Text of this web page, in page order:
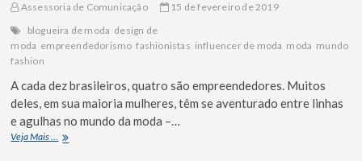
Assessoria de Comunicação
15 de fevereiro de 2019
blogueira de moda design de
moda empreendedorismo fashionistas influencer de moda moda mundo
fashion
A cada dez brasileiros, quatro são empreendedores. Muitos
deles, em sua maioria mulheres, têm se aventurado entre linhas
e agulhas no mundo da moda –…
Veja Mais ...